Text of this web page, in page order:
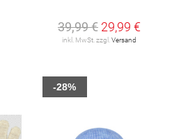
39,99 € 29,99 €
inkl. MwSt. zzgl. Versand
-28%